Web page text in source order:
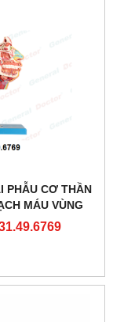
PHẪU CƠ THẦN
MÁU VÙNG
GD/A18109